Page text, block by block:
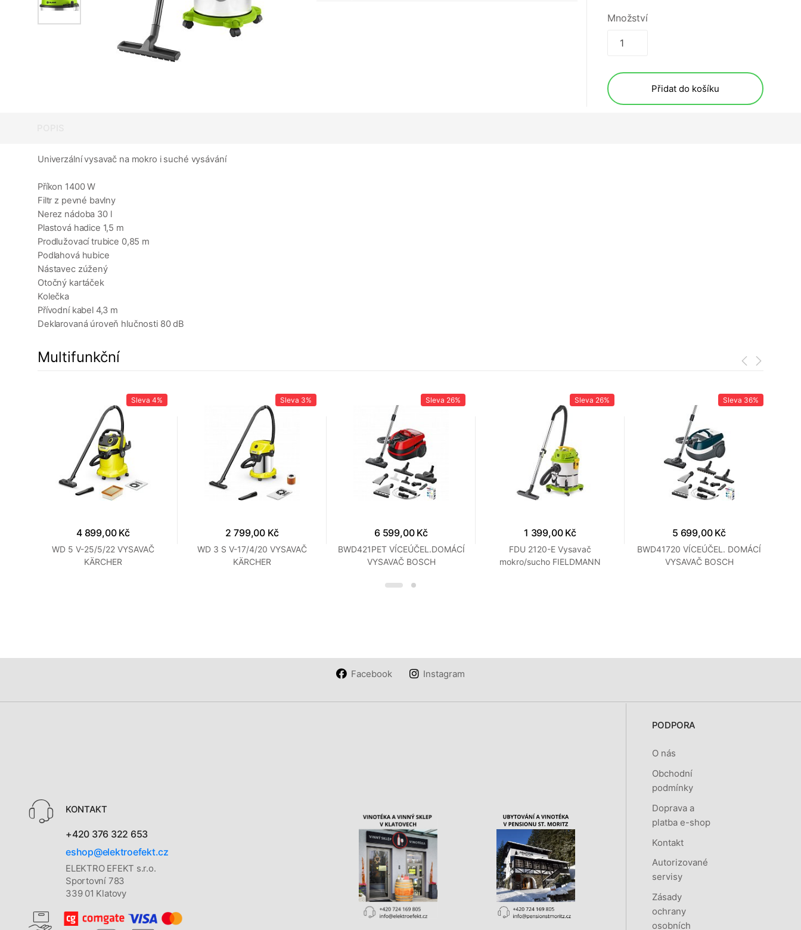
Množství
Přidat do košíku
Univerzální vysavač na mokro i suché vysávání
Příkon 1400 W
Filtr z pevné bavlny
Nerez nádoba 30 l
Plastová hadice 1,5 m
Prodlužovací trubice 0,85 m
Podlahová hubice
Nástavec zúžený
Otočný kartáček
Kolečka
Přívodní kabel 4,3 m
Deklarovaná úroveň hlučnosti 80 dB
Multifunkční
Sleva 4%
4 899,00 Kč
WD 5 V-25/5/22 VYSAVAČ
KÄRCHER
Sleva 3%
2 799,00 Kč
WD 3 S V-17/4/20 VYSAVAČ
KÄRCHER
Sleva 26%
6 599,00 Kč
BWD421PET VÍCEÚČEL.DOMÁCÍ
VYSAVAČ BOSCH
Sleva 26%
1 399,00 Kč
FDU 2120-E Vysavač
mokro/sucho FIELDMANN
Sleva 36%
5 699,00 Kč
BWD41720 VÍCEÚČEL. DOMÁCÍ
VYSAVAČ BOSCH
Facebook Instagram
KONTAKT
+420 376 322 653
eshop@elektroefekt.cz
ELEKTRO EFEKT s.r.o.
Sportovní 783
339 01 Klatovy
PODPORA
O nás
Obchodní
podmínky
Doprava a
platba e-shop
Kontakt
Autorizované
servisy
Zásady
ochrany
osobních